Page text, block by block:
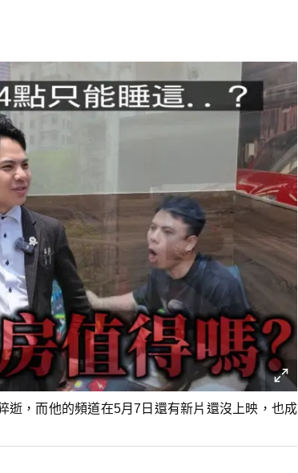
，而他的頻道在5月7日還有新片還沒上映，也成